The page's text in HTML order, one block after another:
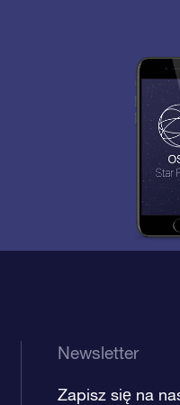
Newsletter
Zapisz się na